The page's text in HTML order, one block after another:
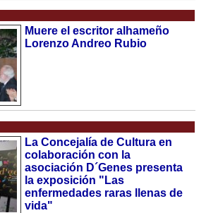
Muere el escritor alhameño
Lorenzo Andreo Rubio
La Concejalía de Cultura en
colaboración con la
asociación D´Genes presenta
la exposición "Las
enfermedades raras llenas de
vida"